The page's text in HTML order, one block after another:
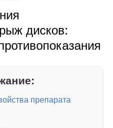
дисков:
препарата